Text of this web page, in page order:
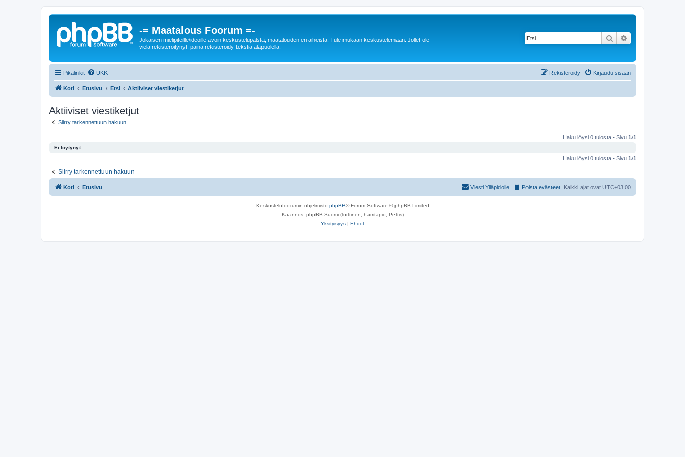
-= Maatalous Foorum =-
Jokaisen mielipiteille/ideoille avoin keskustelupalsta, maatalouden eri aiheista. Tule mukaan keskustelemaan. Jollet ole
vielä rekisteröitynyt, paina rekisteröidy-tekstiä alapuolella.
Etsi
Pikalinkit UKK Kirjaudu sisään
Rekisteröidy
Koti Etusivu Etsi Aktiiviset viestiketjut
Aktiiviset viestiketjut
Siirry tarkennettuun hakuun
Haku löysi 0 tulosta • Sivu 1/1
Ei löytynyt.
Haku löysi 0 tulosta • Sivu 1/1
Siirry tarkennettuun hakuun
Koti Etusivu Kaikki ajat ovat UTC+03:00
Poista evästeet
Viesti Ylläpidolle
Keskustelufoorumin ohjelmisto phpBB® Forum Software © phpBB Limited
Käännös: phpBB Suomi (lurttinen, harritapio, Pettis)
Yksityisyys | Ehdot